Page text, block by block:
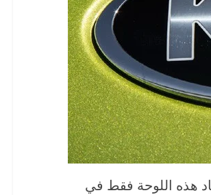
هذه اللوحة فقط في